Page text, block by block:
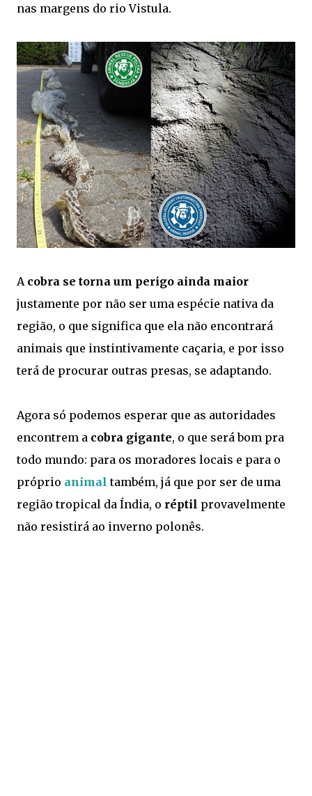
nas margens do rio Vistula.
A cobra se torna um perigo ainda maior
justamente por não ser uma espécie nativa da
região, o que significa que ela não encontrará
animais que instintivamente caçaria, e por isso
terá de procurar outras presas, se adaptando.
Agora só podemos esperar que as autoridades
encontrem a cobra gigante, o que será bom pra
todo mundo: para os moradores locais e para o
próprio animal também, já que por ser de uma
região tropical da Índia, o réptil provavelmente
não resistirá ao inverno polonês.